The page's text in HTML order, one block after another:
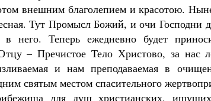
внешним благолепием и красотою.
Тут Промысл Божий, и очи Господни
него. Теперь ежедневно будет
Отцу – Пречистое Тело Христово, за
и нам преподаваемая в
святым местом спасительного
для душ христианских,